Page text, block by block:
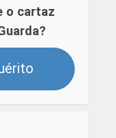
o cartaz